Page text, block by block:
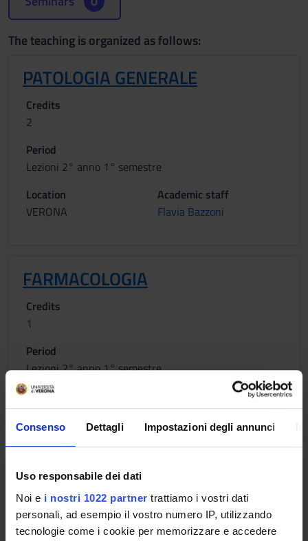
Consenso Dettagli Impostazioni degli annunci
Uso responsabile dei dati
Noi e i nostri 1022 partner trattiamo i vostri dati
personali, ad esempio il vostro numero IP, utilizzando
tecnologie come i cookie per memorizzare e accedere
The teaching is organized as follows:
PATOLOGIA GENERALE
Credits
2
Period
Lezioni 2° anno 1° semestre
Location
VERONA
Academic staff
Flavia Bazzoni
FARMACOLOGIA
Credits
1
Period
Lezioni 2° anno 1° semestre
Location
VERONA
Guido Francesco Fumagalli
MICROBIOLOGIA
Credits